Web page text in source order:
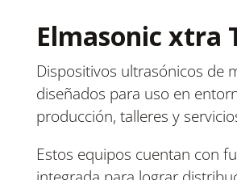
Elmasonic xtra
Dispositivos ultrasónicos de
diseñados para uso en
producción, talleres y
Estos equipos cuentan con